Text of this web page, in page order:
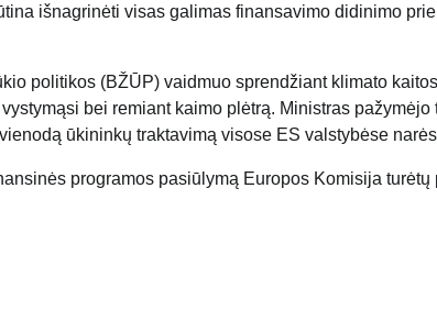
išnagrinėti visas galimas finansavimo didinimo
politikos (BŽŪP) vaidmuo sprendžiant klimato
bei remiant kaimo plėtrą. Ministras
ūkininkų traktavimą visose ES valstybėse
programos pasiūlymą Europos Komisija turėtų